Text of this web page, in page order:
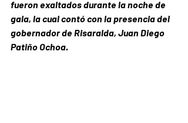
fueron exaltados durante la noche de
gala, la cual contó con la presencia del
gobernador de Risaralda, Juan Diego
Patiño Ochoa.